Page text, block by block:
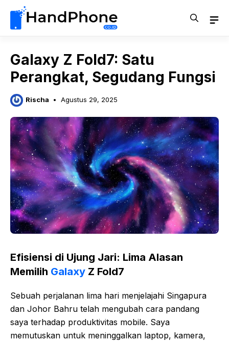
Langsung
Galaxy Z Fold7: Satu
Perangkat, Segudang Fungsi
Rischa Agustus 29, 2025
Efisiensi di Ujung Jari: Lima Alasan
Memilih Galaxy Z Fold7
Sebuah perjalanan lima hari menjelajahi Singapura
dan Johor Bahru telah mengubah cara pandang
saya terhadap produktivitas mobile. Saya
memutuskan untuk meninggalkan laptop, kamera,